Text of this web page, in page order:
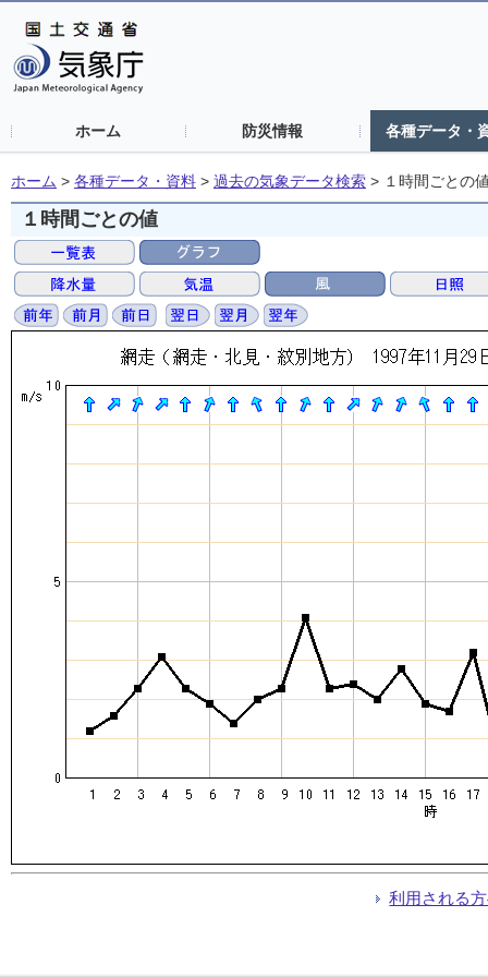
ホーム 防災情報 各種データ・
ホーム > 各種データ・資料 > 過去の気象データ検索 > １時間ごとの
１時間ごとの値
利用される